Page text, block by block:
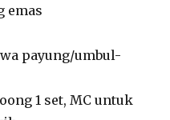
emas
payung/umbul-
1 set, MC untuk